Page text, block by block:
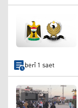
berî 1 saet